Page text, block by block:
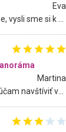
Eva
Martina